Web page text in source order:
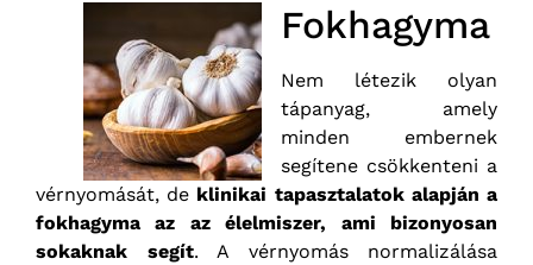
Fokhagyma
Nem létezik olyan
tápanyag, amely
minden embernek
segítene csökkenteni a
vérnyomását, de klinikai tapasztalatok alapján a
fokhagyma az az élelmiszer, ami bizonyosan
sokaknak segít. A vérnyomás normalizálása